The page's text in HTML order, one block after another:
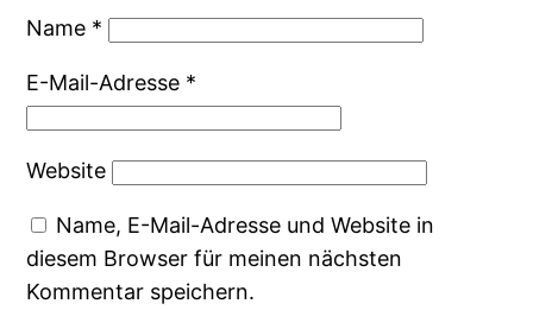
Name *
E-Mail-Adresse *
Website
Name, E-Mail-Adresse und Website in
diesem Browser für meinen nächsten
Kommentar speichern.